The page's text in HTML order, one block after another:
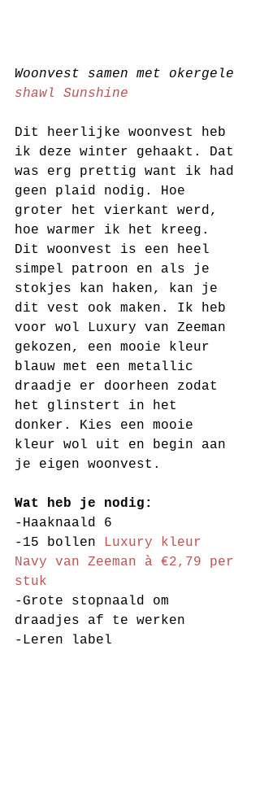
Woonvest samen met okergele
shawl Sunshine
Dit heerlijke woonvest heb
ik deze winter gehaakt. Dat
was erg prettig want ik had
geen plaid nodig. Hoe
groter het vierkant werd,
hoe warmer ik het kreeg.
Dit woonvest is een heel
simpel patroon en als je
stokjes kan haken, kan je
dit vest ook maken. Ik heb
voor wol Luxury van Zeeman
gekozen, een mooie kleur
blauw met een metallic
draadje er doorheen zodat
het glinstert in het
donker. Kies een mooie
kleur wol uit en begin aan
je eigen woonvest.
Wat heb je nodig:
-Haaknaald 6
-15 bollen Luxury kleur
Navy van Zeeman à €2,79 per
stuk
-Grote stopnaald om
draadjes af te werken
-Leren label